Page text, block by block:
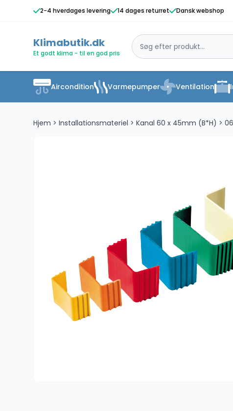
2-4 hverdages levering 14 dages returret Dansk webshop
Klimabutik.dk
Et godt klima - til en god pris
Aircondition Varmepumper Ventilation
Hjem > Installationsmateriel > Kanal 60 x 45mm (B*H) >